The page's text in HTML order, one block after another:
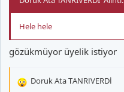
Hele hele
gözükmüyor üyelik istiyor
T
Doruk Ata TANRIVERDİ